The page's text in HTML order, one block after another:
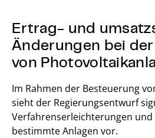
Ertrag- und
Änderungen bei
von
Im Rahmen der Besteuerung
sieht der Regierungsentwurf
Verfahrenserleichterungen
bestimmte Anlagen vor.